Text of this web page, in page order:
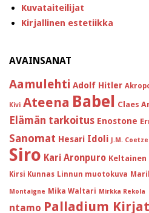
Kuvataiteilijat
Kirjallinen estetiikka
AVAINSANAT
Aamulehti Adolf Hitler
Kivi Ateena Babel Claes
Elämän tarkoitus Enostone
Sanomat Hesari Idoli J.M.
Siro Kari Aronpuro
Kirsi Kunnas Linnun muotokuva
Montaigne Mika Waltari Mirkka Rekola
ntamo Palladium Kirjat